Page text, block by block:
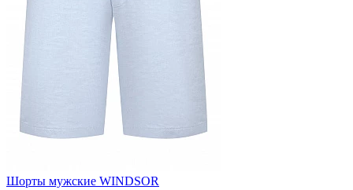
Шорты мужские WINDSOR